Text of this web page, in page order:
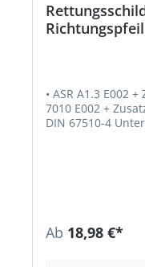
Richtungspfeil
• ASR A1.3 E002 +
7010 E002 + Zusatzzeichen •
DIN 67510-4
Ab 18,98 €*